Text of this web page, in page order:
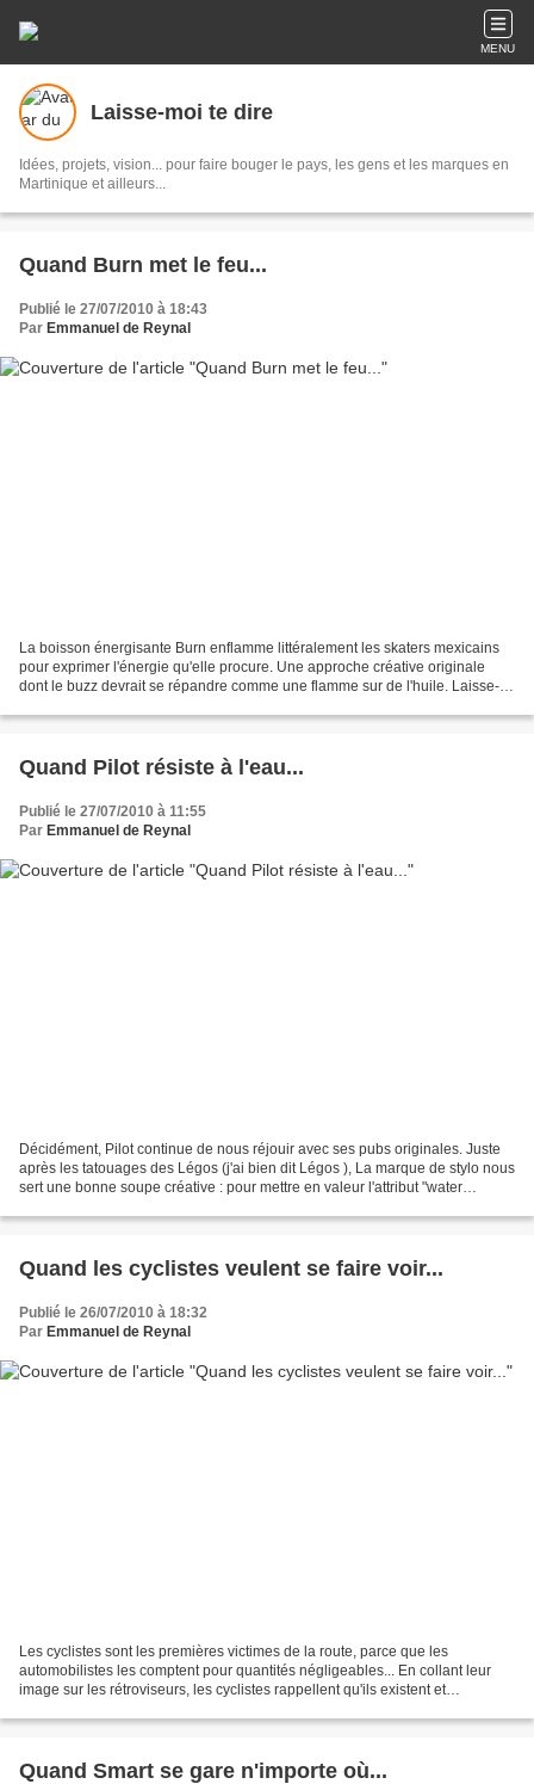
MENU
Laisse-moi te dire
Idées, projets, vision... pour faire bouger le pays, les gens et les marques en
Martinique et ailleurs...
Quand Burn met le feu...
Publié le 27/07/2010 à 18:43
Par Emmanuel de Reynal
La boisson énergisante Burn enflamme littéralement les skaters mexicains
pour exprimer l'énergie qu'elle procure. Une approche créative originale
dont le buzz devrait se répandre comme une flamme sur de l'huile. Laisse-
Quand Pilot résiste à l'eau...
Publié le 27/07/2010 à 11:55
Par Emmanuel de Reynal
Décidément, Pilot continue de nous réjouir avec ses pubs originales. Juste
après les tatouages des Légos (j'ai bien dit Légos ), La marque de stylo nous
sert une bonne soupe créative : pour mettre en valeur l'attribut "water
Quand les cyclistes veulent se faire voir...
Publié le 26/07/2010 à 18:32
Par Emmanuel de Reynal
Les cyclistes sont les premières victimes de la route, parce que les
automobilistes les comptent pour quantités négligeables... En collant leur
image sur les rétroviseurs, les cyclistes rappellent qu'ils existent et
Quand Smart se gare n'importe où...